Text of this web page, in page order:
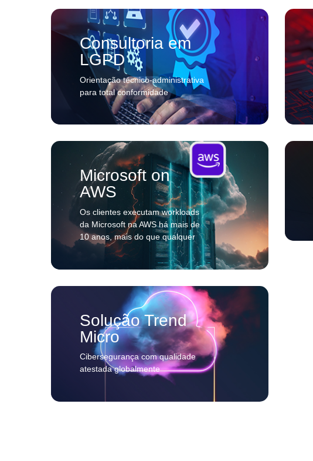
Consultoria em
LGPD
Orientação técnico-administrativa
para total conformidade
Microsoft on
AWS
Os clientes executam workloads
da Microsoft na AWS há mais de
10 anos, mais do que qualquer
Solução Trend
Micro
Cibersegurança com qualidade
atestada globalmente